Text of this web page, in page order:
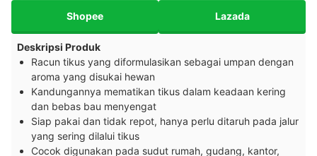
Shopee Lazada
Deskripsi Produk
Racun tikus yang diformulasikan sebagai umpan dengan
aroma yang disukai hewan
Kandungannya mematikan tikus dalam keadaan kering
dan bebas bau menyengat
Siap pakai dan tidak repot, hanya perlu ditaruh pada jalur
yang sering dilalui tikus
Cocok digunakan pada sudut rumah, gudang, kantor,